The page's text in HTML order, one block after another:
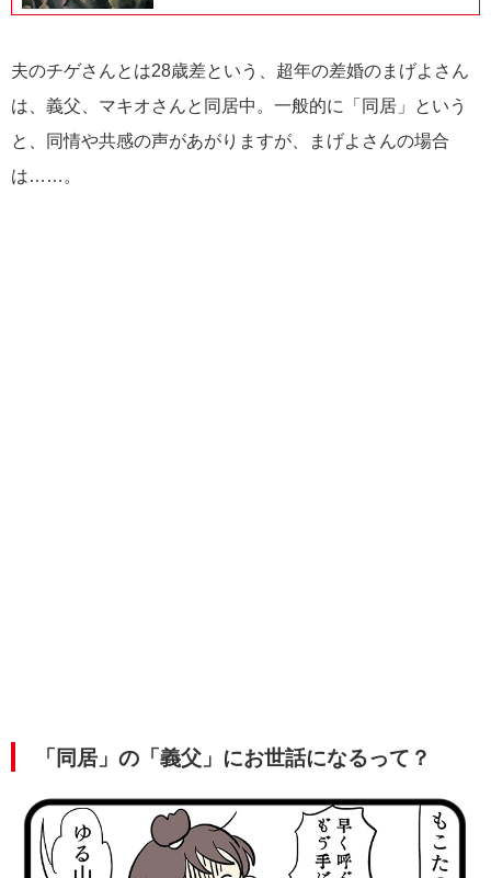
夫のチゲさんとは28歳差という、超年の差婚のまげよさん
は、義父、マキオさんと同居中。一般的に「同居」という
と、同情や共感の声があがりますが、まげよさんの場合
は……。
「同居」の「義父」にお世話になるって？